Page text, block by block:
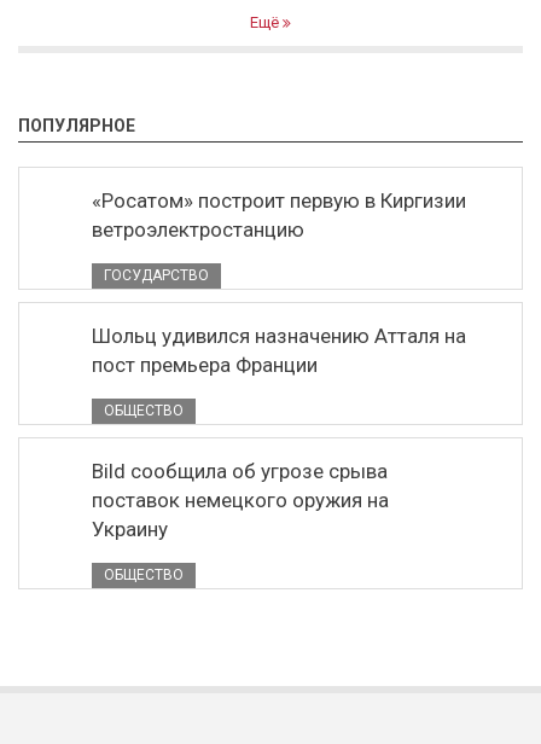
Ещё
ПОПУЛЯРНОЕ
«Росатом» построит первую в Киргизии
ветроэлектростанцию
ГОСУДАРСТВО
Шольц удивился назначению Атталя на
пост премьера Франции
ОБЩЕСТВО
Bild сообщила об угрозе срыва
поставок немецкого оружия на
Украину
ОБЩЕСТВО